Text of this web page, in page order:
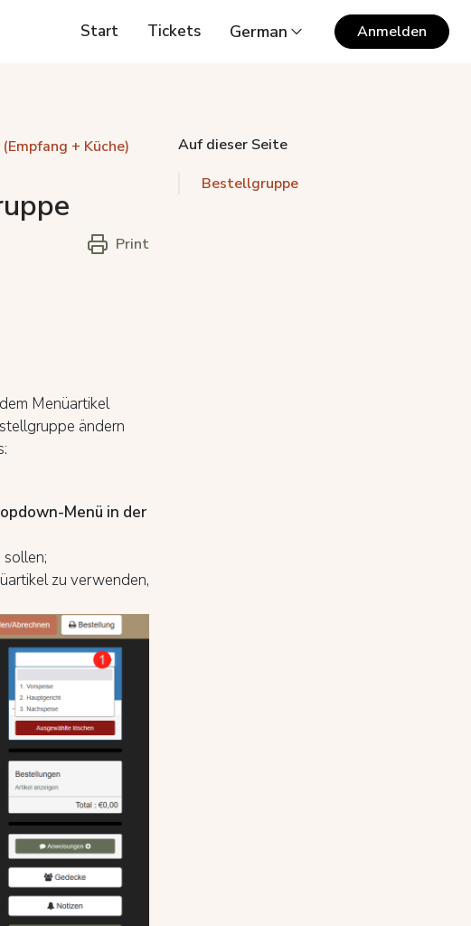
Start Tickets German Anmelden
+ Küche)
Print
Menüartikel
ändern
Menü in der
zu verwenden,
Auf dieser Seite
Bestellgruppe